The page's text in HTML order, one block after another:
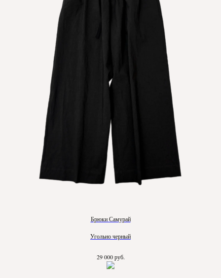
Брюки Самурай
Угольно черный
29 000 руб.